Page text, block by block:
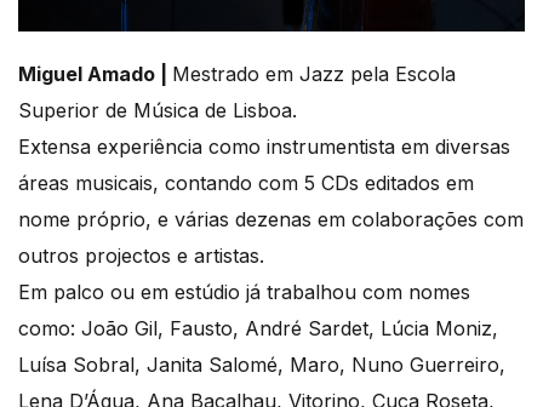
Miguel Amado | Mestrado em Jazz pela Escola
Superior de Música de Lisboa.
Extensa experiência como instrumentista em diversas
áreas musicais, contando com 5 CDs editados em
nome próprio, e várias dezenas em colaborações com
outros projectos e artistas.
Em palco ou em estúdio já trabalhou com nomes
como: João Gil, Fausto, André Sardet, Lúcia Moniz,
Luísa Sobral, Janita Salomé, Maro, Nuno Guerreiro,
Lena D’Água, Ana Bacalhau, Vitorino, Cuca Roseta,